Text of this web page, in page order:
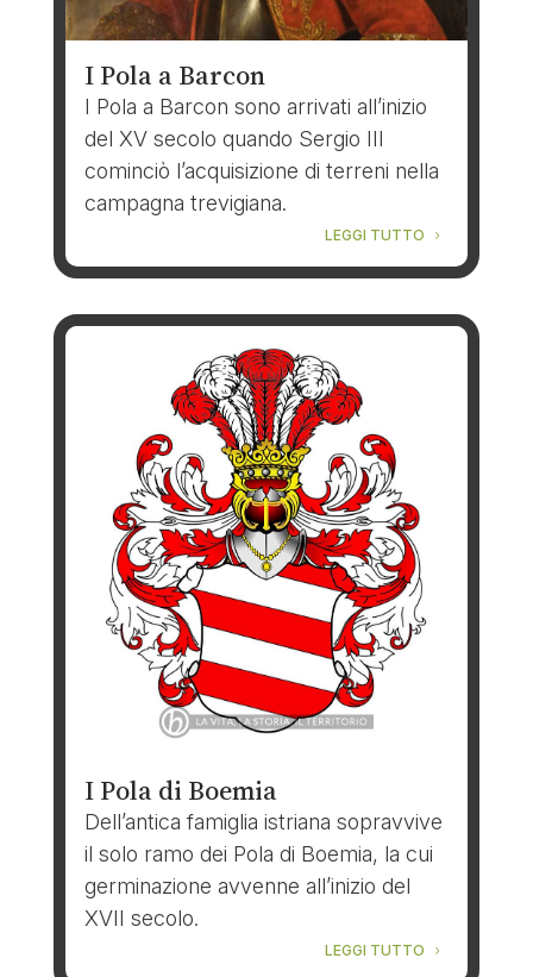
I Pola a Barcon
I Pola a Barcon sono arrivati all’inizio
del XV secolo quando Sergio III
cominciò l’acquisizione di terreni nella
campagna trevigiana.
LEGGI TUTTO
I Pola di Boemia
Dell’antica famiglia istriana sopravvive
il solo ramo dei Pola di Boemia, la cui
germinazione avvenne all’inizio del
XVII secolo.
LEGGI TUTTO